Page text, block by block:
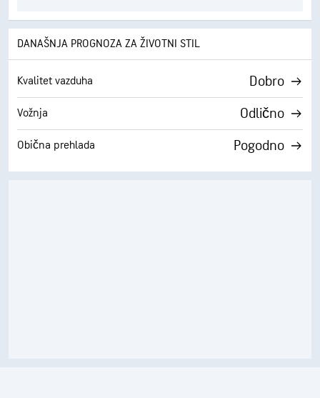
DANAŠNJA PROGNOZA ZA ŽIVOTNI STIL
Kvalitet vazduha Dobro
Vožnja Odlično
Obična prehlada Pogodno